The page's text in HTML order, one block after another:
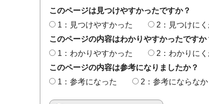
このページは見つけやすかったですか？
1：見つけやすかった
2：見つけに
このページの内容はわかりやすかったですか
1：わかりやすかった
2：わかりに
このページの内容は参考になりましたか？
1：参考になった
2：参考にならなか